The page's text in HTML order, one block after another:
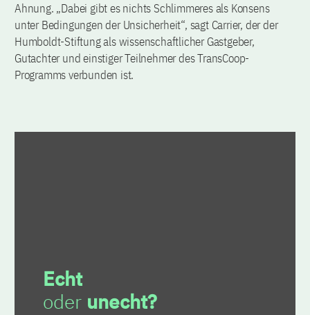
Ahnung. „Dabei gibt es nichts Schlimmeres als Konsens
unter Bedingungen der Unsicherheit“, sagt Carrier, der der
Humboldt-Stiftung als wissenschaftlicher Gastgeber,
Gutachter und einstiger Teilnehmer des TransCoop-
Programms verbunden ist.
Echt
oder unecht?